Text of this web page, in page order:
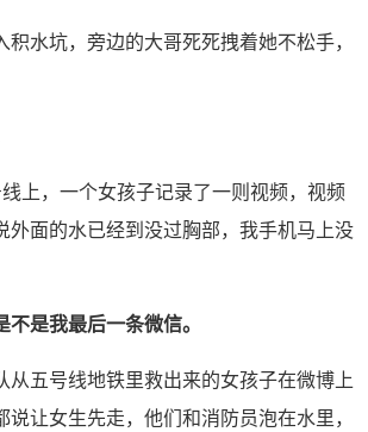
积水坑，旁边的大哥死死拽着她不松手，
上，一个女孩子记录了一则视频，视频
外面的水已经到没过胸部，我手机马上没
不是我最后一条微信。
从五号线地铁里救出来的女孩子在微博上
说让女生先走，他们和消防员泡在水里，